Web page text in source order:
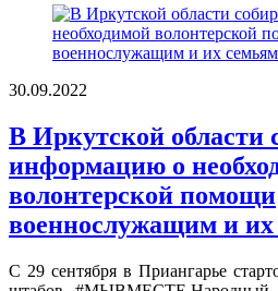
30.09.2022
В Иркутской области
информацию о
волонтерской помощи
военнослужащим и
С 29 сентября в Приангарье